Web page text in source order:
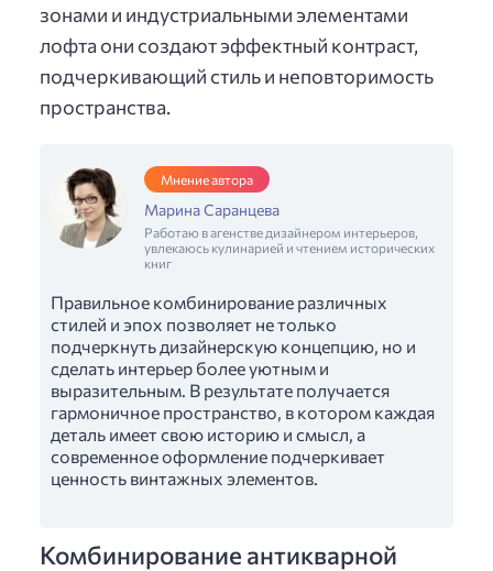
зонами и индустриальными элементами
лофта они создают эффектный контраст,
подчеркивающий стиль и неповторимость
пространства.
Мнение автора
Марина Саранцева
Работаю в агенстве дизайнером интерьеров,
увлекаюсь кулинарией и чтением исторических
книг
Правильное комбинирование различных
стилей и эпох позволяет не только
подчеркнуть дизайнерскую концепцию, но и
сделать интерьер более уютным и
выразительным. В результате получается
гармоничное пространство, в котором каждая
деталь имеет свою историю и смысл, а
современное оформление подчеркивает
ценность винтажных элементов.
Комбинирование антикварной